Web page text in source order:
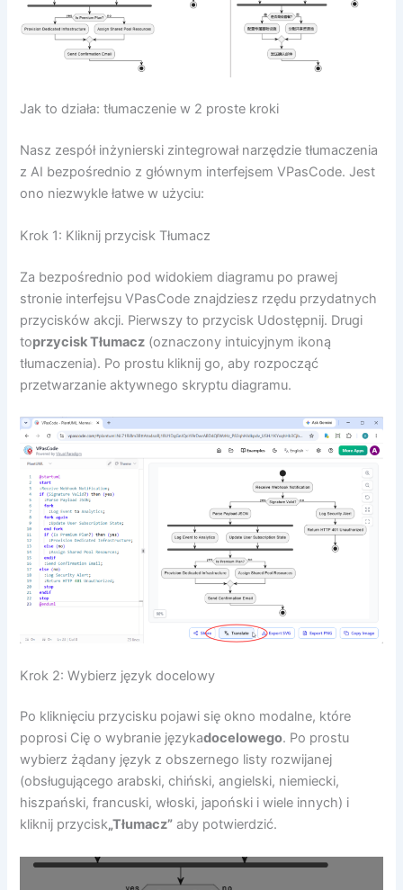
Jak to działa: tłumaczenie w 2 proste kroki
Nasz zespół inżynierski zintegrował narzędzie tłumaczenia
z AI bezpośrednio z głównym interfejsem VPasCode. Jest
ono niezwykle łatwe w użyciu:
Krok 1: Kliknij przycisk Tłumacz
Za bezpośrednio pod widokiem diagramu po prawej
stronie interfejsu VPasCode znajdziesz rzędu przydatnych
przycisków akcji. Pierwszy to przycisk Udostępnij. Drugi
toprzycisk Tłumacz (oznaczony intuicyjnym ikoną
tłumaczenia). Po prostu kliknij go, aby rozpocząć
przetwarzanie aktywnego skryptu diagramu.
Krok 2: Wybierz język docelowy
Po kliknięciu przycisku pojawi się okno modalne, które
poprosi Cię o wybranie językadocelowego. Po prostu
wybierz żądany język z obszernego listy rozwijanej
(obsługującego arabski, chiński, angielski, niemiecki,
hiszpański, francuski, włoski, japoński i wiele innych) i
kliknij przycisk„Tłumacz” aby potwierdzić.